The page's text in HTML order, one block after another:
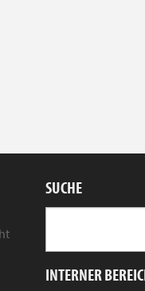
SUCHE
INTERNER